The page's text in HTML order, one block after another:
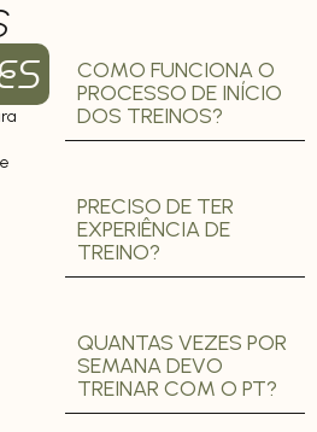
COMO FUNCIONA O
PROCESSO DE INÍCIO
DOS TREINOS?
PRECISO DE TER
EXPERIÊNCIA DE
TREINO?
QUANTAS VEZES POR
SEMANA DEVO
TREINAR COM O PT?